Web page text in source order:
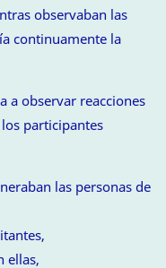
observaban las
continuamente la
a observar reacciones
participantes
las personas de
ellas,